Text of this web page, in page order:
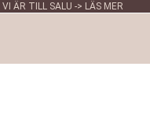
VI ÄR TILL SALU -> LÄS MER